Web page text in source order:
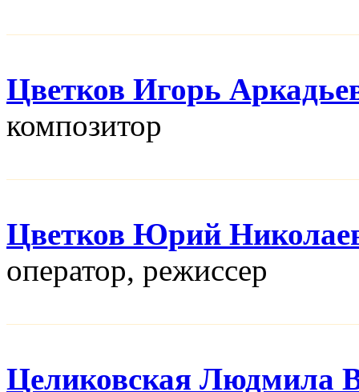
Цветков Игорь
композитор
Цветков Юрий
оператор, режисcер
Целиковская Людмила